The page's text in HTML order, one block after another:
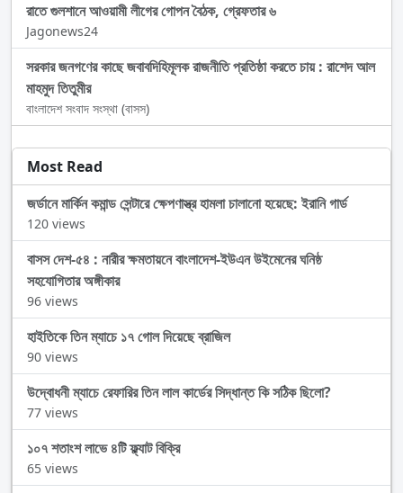
রাতে গুলশানে আওয়ামী লীগের গোপন বৈঠক, গ্রেফতার ৬
Jagonews24
সরকার জনগণের কাছে জবাবদিহিমূলক রাজনীতি প্রতিষ্ঠা করতে চায় : রাশেদ আল
মাহমুদ তিতুমীর
বাংলাদেশ সংবাদ সংস্থা (বাসস)
Most Read
জর্ডানে মার্কিন কমান্ড সেন্টারে ক্ষেপণাস্ত্র হামলা চালানো হয়েছে: ইরানি গার্ড
120 views
বাসস দেশ-৫৪ : নারীর ক্ষমতায়নে বাংলাদেশ-ইউএন উইমেনের ঘনিষ্ঠ
সহযোগিতার অঙ্গীকার
96 views
হাইতিকে তিন ম্যাচে ১৭ গোল দিয়েছে ব্রাজিল
90 views
উদ্বোধনী ম্যাচে রেফারির তিন লাল কার্ডের সিদ্ধান্ত কি সঠিক ছিলো?
77 views
১০৭ শতাংশ লাভে ৪টি ফ্ল্যাট বিক্রি
65 views